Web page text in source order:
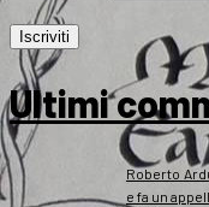
Ultimi
Roberto
e fa un